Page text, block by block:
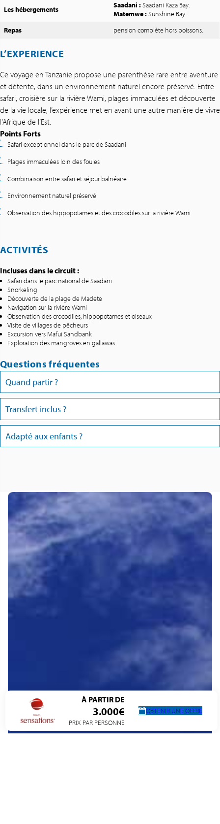
À PARTIR DE
3.000€
PRIX PAR PERSONNE
OBTENIR UNE OFFRE
Les hébergements Saadani :Saadani Kaza Bay.
Matemwe :Sunshine Bay
Repas
pension complète hors boissons.
L’EXPERIENCE
Ce voyage en Tanzanie propose une parenthèse rare entre aventure
et détente, dans un environnement naturel encore préservé. Entre
safari, croisière sur la rivière Wami, plages immaculées et découverte
de la vie locale, l’expérience met en avant une autre manière de vivre
l’Afrique de l’Est.
Points Forts
Safari exceptionnel dans le parc de Saadani
Plages immaculées loin des foules
Combinaison entre safari et séjour balnéaire
Environnement naturel préservé
Observation des hippopotames et des crocodiles sur la rivière Wami
ACTIVITÉS
Incluses dans le circuit :
Safari dans le parc national de Saadani
Snorkeling
Découverte de la plage de Madete
Navigation sur la rivière Wami
Observation des crocodiles, hippopotames et oiseaux
Visite de villages de pêcheurs
Excursion vers Mafui Sandbank
Exploration des mangroves en gallawas
Questions fréquentes
Quand partir ?
Transfert inclus ?
Adapté aux enfants ?